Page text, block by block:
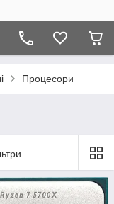
Процесори